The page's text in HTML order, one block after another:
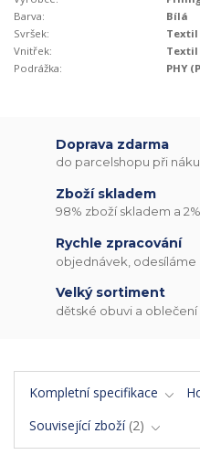
Barva:
Bílá
Svršek:
Textil
Vnitřek:
Textil
Podrážka:
PHY
Doprava zdarma
do parcelshopu při
Zboží skladem
98% zboží skladem a
Rychle zpracování
objednávek, odesíláme
Velký sortiment
dětské obuvi a
Kompletní specifikace
Související zboží 2